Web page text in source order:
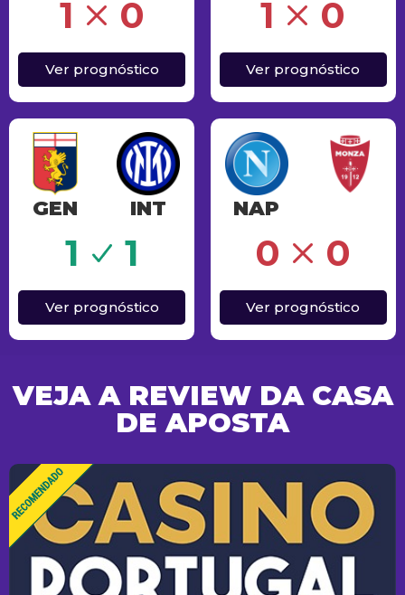
1 0
Ver prognóstico
1
Erro 0
Ver prognóstico
GEN INT
1 1
Ver prognóstico
NAP
0
Erro 0
Ver prognóstico
VEJA A REVIEW DA CASA
DE APOSTA